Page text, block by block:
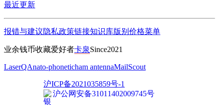
最近更新
报错与建议隐私政策链接知识库版别 价格菜单
业余钱币收藏爱好者卡泉Since2021
LaserQAnato-phoneticham antennaMailScout
沪ICP备2021035859号-1
沪公网安备31011402009745号